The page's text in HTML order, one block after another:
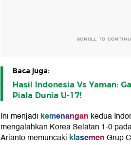
SCROLL TO
Baca juga:
Hasil Indonesia Vs Yaman:
Piala Dunia U-17!
Ini menjadi kemenangan kedua
mengalahkan Korea Selatan 1-0
Arianto memuncaki klasemenGrup